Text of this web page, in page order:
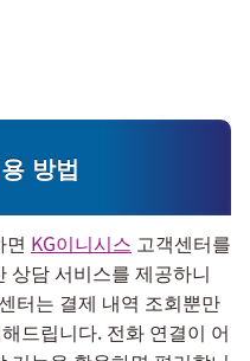
방법
면 KG이니시스 고객센터를
상담 서비스를 제공하니
터는 결제 내역 조회뿐만
드립니다. 전화 연결이 어